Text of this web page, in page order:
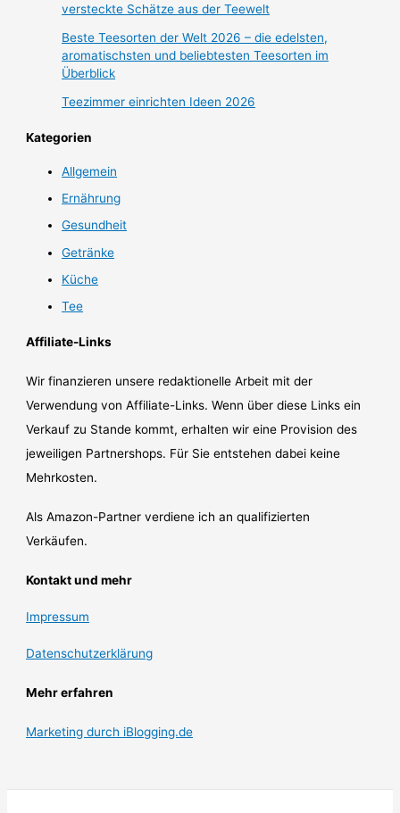
versteckte Schätze aus der Teewelt
Beste Teesorten der Welt 2026 – die edelsten,
aromatischsten und beliebtesten Teesorten im
Überblick
Teezimmer einrichten Ideen 2026
Kategorien
Allgemein
Ernährung
Gesundheit
Getränke
Küche
Tee
Affiliate-Links
Wir finanzieren unsere redaktionelle Arbeit mit der
Verwendung von Affiliate-Links. Wenn über diese Links ein
Verkauf zu Stande kommt, erhalten wir eine Provision des
jeweiligen Partnershops. Für Sie entstehen dabei keine
Mehrkosten.
Als Amazon-Partner verdiene ich an qualifizierten
Verkäufen.
Kontakt und mehr
Impressum
Datenschutzerklärung
Mehr erfahren
Marketing durch iBlogging.de